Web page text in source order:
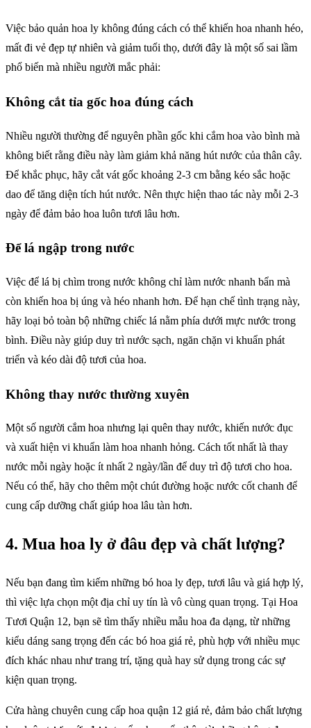
Việc bảo quản hoa ly không đúng cách có thể khiến hoa nhanh héo,
mất đi vẻ đẹp tự nhiên và giảm tuổi thọ, dưới đây là một số sai lầm
phổ biến mà nhiều người mắc phải:
Không cắt tỉa gốc hoa đúng cách
Nhiều người thường để nguyên phần gốc khi cắm hoa vào bình mà
không biết rằng điều này làm giảm khả năng hút nước của thân cây.
Để khắc phục, hãy cắt vát gốc khoảng 2-3 cm bằng kéo sắc hoặc
dao để tăng diện tích hút nước. Nên thực hiện thao tác này mỗi 2-3
ngày để đảm bảo hoa luôn tươi lâu hơn.
Để lá ngập trong nước
Việc để lá bị chìm trong nước không chỉ làm nước nhanh bẩn mà
còn khiến hoa bị úng và héo nhanh hơn. Để hạn chế tình trạng này,
hãy loại bỏ toàn bộ những chiếc lá nằm phía dưới mực nước trong
bình. Điều này giúp duy trì nước sạch, ngăn chặn vi khuẩn phát
triển và kéo dài độ tươi của hoa.
Không thay nước thường xuyên
Một số người cắm hoa nhưng lại quên thay nước, khiến nước đục
và xuất hiện vi khuẩn làm hoa nhanh hỏng. Cách tốt nhất là thay
nước mỗi ngày hoặc ít nhất 2 ngày/lần để duy trì độ tươi cho hoa.
Nếu có thể, hãy cho thêm một chút đường hoặc nước cốt chanh để
cung cấp dưỡng chất giúp hoa lâu tàn hơn.
4. Mua hoa ly ở đâu đẹp và chất lượng?
Nếu bạn đang tìm kiếm những bó hoa ly đẹp, tươi lâu và giá hợp lý,
thì việc lựa chọn một địa chỉ uy tín là vô cùng quan trọng. Tại Hoa
Tươi Quận 12, bạn sẽ tìm thấy nhiều mẫu hoa đa dạng, từ những
kiểu dáng sang trọng đến các bó hoa giá rẻ, phù hợp với nhiều mục
đích khác nhau như trang trí, tặng quà hay sử dụng trong các sự
kiện quan trọng.
Cửa hàng chuyên cung cấp hoa quận 12 giá rẻ, đảm bảo chất lượng